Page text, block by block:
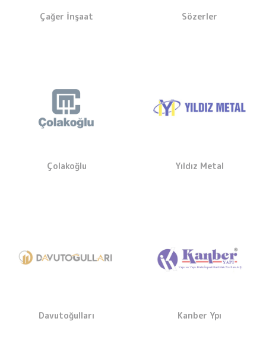
Çağer İnşaat Sözerler
Çolakoğlu Yıldız Metal
Davutoğulları Kanber Ypı